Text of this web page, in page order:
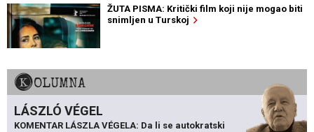
ŽUTA PISMA: Kritički film koji nije mogao biti
snimljen u Turskoj
KOLUMNA
LÁSZLÓ VÉGEL
KOMENTAR LÁSZLA VÉGELA: Da li se autokratski